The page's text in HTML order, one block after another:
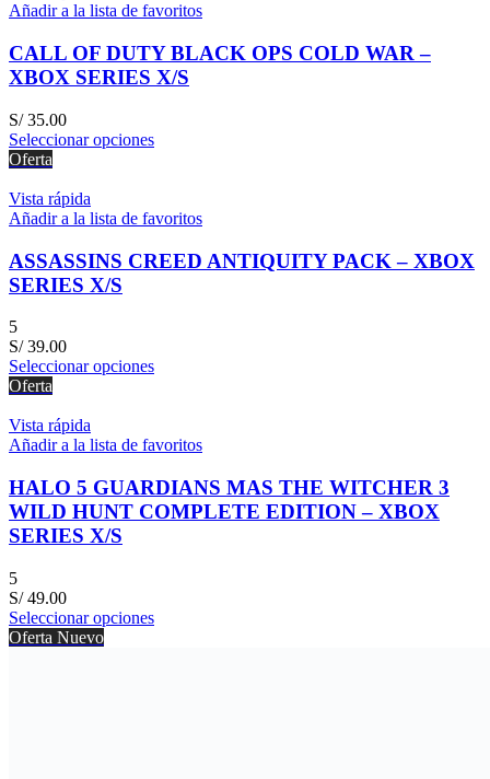
Añadir a la lista de favoritos
CALL OF DUTY BLACK OPS COLD WAR –
XBOX SERIES X/S
S/35.00
Seleccionar opciones
Oferta
Vista rápida
Añadir a la lista de favoritos
ASSASSINS CREED ANTIQUITY PACK – XBOX
SERIES X/S
5
S/39.00
Seleccionar opciones
Oferta
Vista rápida
Añadir a la lista de favoritos
HALO 5 GUARDIANS MAS THE WITCHER 3
WILD HUNT COMPLETE EDITION – XBOX
SERIES X/S
5
S/49.00
Seleccionar opciones
Oferta Nuevo